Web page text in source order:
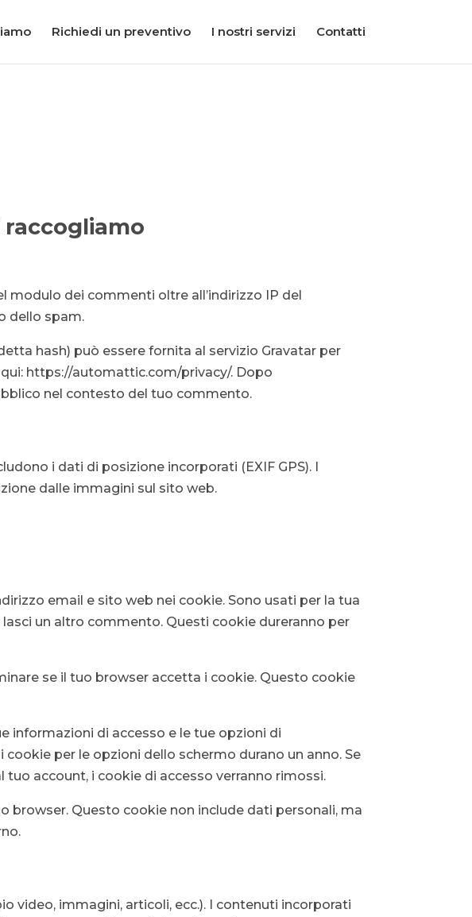
Richiedi un preventivo I nostri servizi Contatti
dei commenti oltre all’indirizzo IP del
dello spam.
hash) può essere fornita al servizio Gravatar per
https://automattic.com/privacy/. Dopo
nel contesto del tuo commento.
i dati di posizione incorporati (EXIF GPS). I
dalle immagini sul sito web.
email e sito web nei cookie. Sono usati per la tua
un altro commento. Questi cookie dureranno per
se il tuo browser accetta i cookie. Questo cookie
informazioni di accesso e le tue opzioni di
per le opzioni dello schermo durano un anno. Se
tuo account, i cookie di accesso verranno rimossi.
browser. Questo cookie non include dati personali, ma
video, immagini, articoli, ecc.). I contenuti incorporati